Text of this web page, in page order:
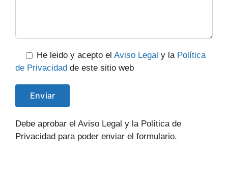
He leido y acepto el Aviso Legal y la Política
de Privacidad de este sitio web
Debe aprobar el Aviso Legal y la Política de
Privacidad para poder enviar el formulario.